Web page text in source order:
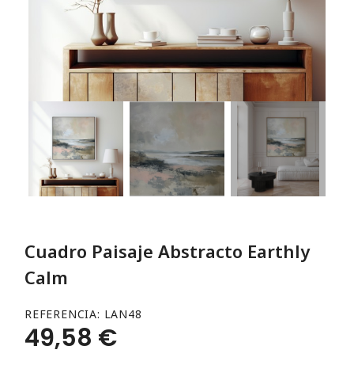
Cuadro Paisaje Abstracto Earthly
Calm
REFERENCIA LAN48
49,58 €